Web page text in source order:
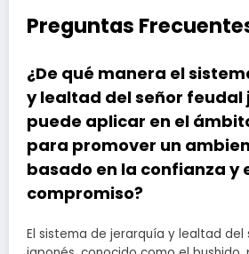
Preguntas
¿De qué manera el
y lealtad del señor feudal
puede aplicar en el
para promover un
basado en la confianza y
compromiso?
El sistema de jerarquía y lealtad del